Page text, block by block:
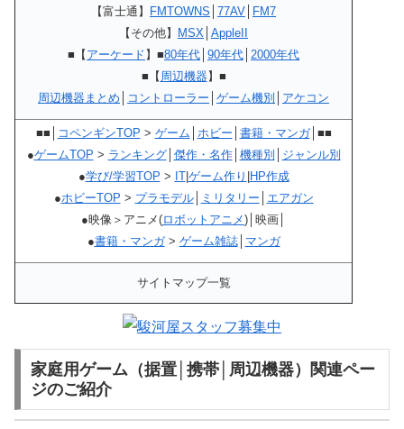
【富士通】
FMTOWNS 77AV
FM7
【その他】
MSX AppleII
■【 アーケード 】■80年代 90年代 2000年代
■【 周辺機器 】■
周辺機器まとめ
コントローラー ゲーム機別 アケコン
■■│ コペンギンTOP > ゲーム ホビー 書籍・マンガ│■■
●ゲームTOP > ランキング│ 傑作・名作│ 機種別
ジャンル別
●学び/学習TOP > IT| ゲーム作り HP作成
●ホビーTOP > プラモデル│ ミリタリー
エアガン
●映像＞アニメ(ロボットアニメ)│映画│
●書籍・マンガ> ゲーム雑誌│ マンガ
サイトマップ一覧
家庭用ゲーム（据置│携帯│周辺機器）関連ペー
ジのご紹介